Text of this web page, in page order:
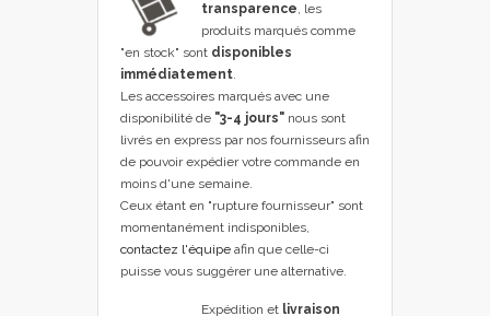
transparence , les
produits marqués comme
"en stock" sont disponibles
immédiatement
Les accessoires marqués avec une
disponibilité de "3-4 jours" nous sont
livrés en express par nos fournisseurs afin
de pouvoir expédier votre commande en
moins d'une semaine.
Ceux étant en "rupture fournisseur" sont
momentanément indisponibles,
contactez l'équipe afin que celle-ci
puisse vous suggérer une alternative.
Expédition et livraison